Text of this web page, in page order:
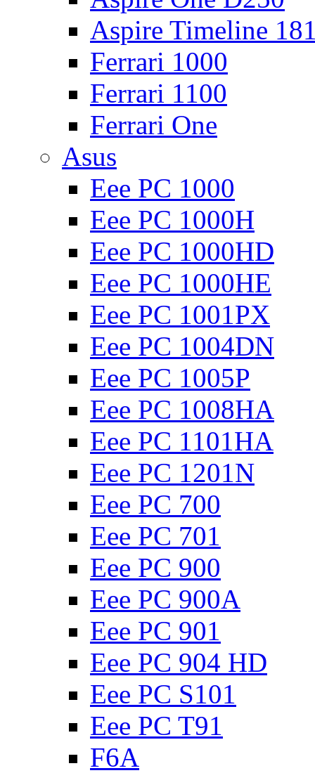
Aspire Timeline
Ferrari 1000
Ferrari 1100
Ferrari One
Asus
Eee PC 1000
Eee PC 1000H
Eee PC 1000HD
Eee PC 1000HE
Eee PC 1001PX
Eee PC 1004DN
Eee PC 1005P
Eee PC 1008HA
Eee PC 1101HA
Eee PC 1201N
Eee PC 700
Eee PC 701
Eee PC 900
Eee PC 900A
Eee PC 901
Eee PC 904 HD
Eee PC S101
Eee PC T91
F6A